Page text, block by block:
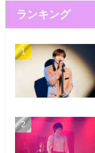
ランキング